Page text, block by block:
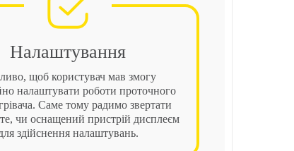
Налаштування
щоб користувач мав змогу
налаштувати роботи проточного
Саме тому радимо звертати
чи оснащений пристрій дисплеєм
здійснення налаштувань.